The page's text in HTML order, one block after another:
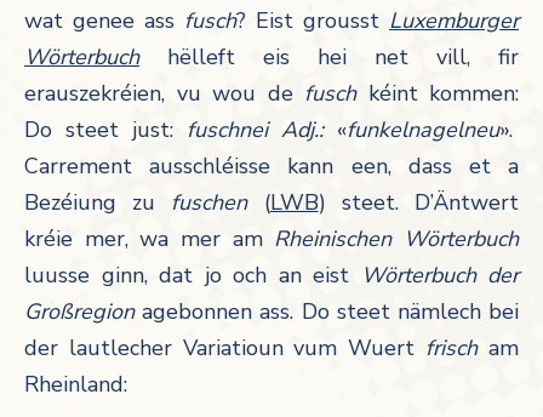
wat genee ass fusch? Eist grousst Luxemburger
Wörterbuchhëlleft eis hei net vill, fir
erauszekréien, vu wou de fuschkéint kommen:
Do steet just: fuschnei Adj.:«funkelnagelneu».
Carrement ausschléisse kann een, dass et a
Bezéiung zu fuschen(LWB) steet. D’Äntwert
kréie mer, wa mer am Rheinischen Wörterbuch
luusse ginn, dat jo och an eist Wörterbuch der
Großregionagebonnen ass. Do steet nämlech bei
der lautlecher Variatioun vum Wuert frischam
Rheinland: